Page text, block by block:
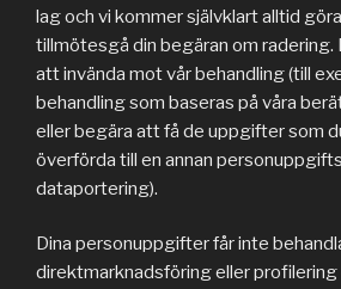
lag och vi kommer självklart alltid
tillmötesgå din begäran om radering.
att invända mot vår behandling (till
behandling som baseras på våra
eller begära att få de uppgifter som
överförda till en annan
dataportering).
Dina personuppgifter får inte
direktmarknadsföring eller